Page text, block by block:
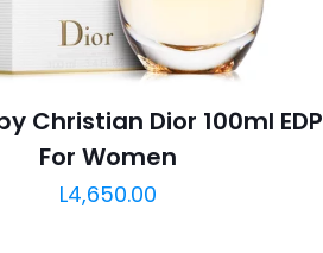
Christian Dior 100ml EDP
For Women
L4,650.00